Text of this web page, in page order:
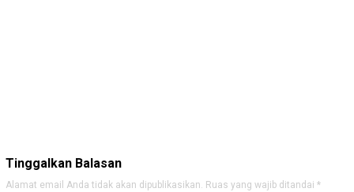
Tinggalkan Balasan
Alamat email Anda tidak akan dipublikasikan. Ruas yang wajib ditandai *